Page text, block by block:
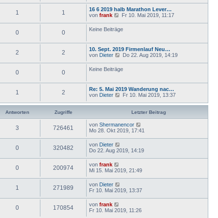
a
g
1 1
16 6 2019 halb Marathon Lever…
von frank
N
e
t
e
r
e
i
r
a
g
Fr 10. Mai 2019, 11:17
0 0 Keine Beiträge
2 2
10. Sept. 2019 Firmenlauf Neu…
von Dieter
N
e
t
e
e
t
r
a
Do 22. Aug 2019, 14:19
0 0 Keine Beiträge
1 2
Re: 5. Mai 2019 Wanderung nac…
von Dieter
N
u
s
t
e
i
t
a
Fr 10. Mai 2019, 13:37
Antworten Zugriffe Letzter Beitrag
3 726461 von Shermanencor
Mo 28. Okt 2019, 17:41
0 320482 von Dieter
Do 22. Aug 2019, 14:19
0 200974 von frank
Mi 15. Mai 2019, 21:49
1 271989 von Dieter
Fr 10. Mai 2019, 13:37
0 170854 von frank
Fr 10. Mai 2019, 11:26